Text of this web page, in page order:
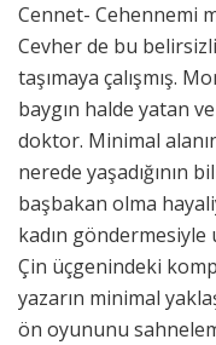
Cennet- Cehennemi
Cevher de bu
taşımaya çalışmış.
baygın halde yatan
doktor. Minimal
nerede yaşadığının
başbakan olma
kadın göndermesiyle
Çin üçgenindeki
yazarın minimal
ön oyununu